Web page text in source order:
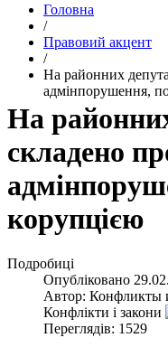
Головна
/
Правовий акцент
/
На районних
адмінпорушення,
На
складено
корупцією
Подробиці
Опубліковано
Автор: Конфликты
Конфлікти і закони
Переглядів: 1529